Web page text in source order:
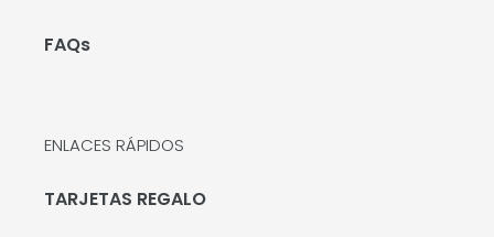
FAQs
ENLACES RÁPIDOS
TARJETAS REGALO